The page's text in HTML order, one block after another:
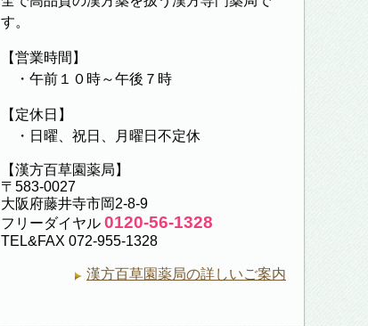
す。
【営業時間】
・午前１０時～午後７時
【定休日】
・日曜、祝日、月曜日不定休
【漢方百草園薬局】
〒583-0027
大阪府藤井寺市岡2-8-9
フリーダイヤル 0120-56-1328
TEL&FAX 072-955-1328
漢方百草園薬局の詳しいご案内